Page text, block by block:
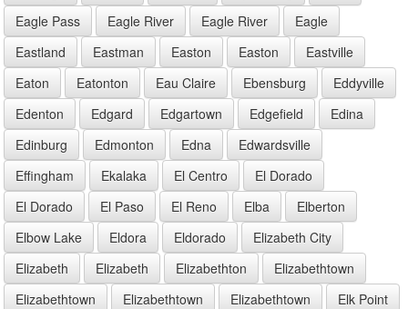
Eagle Pass
Eagle River Eagle River
Eagle
Eastland
Eastman Easton Easton
Eastville
Eaton
Eatonton Eau Claire Ebensburg
Eddyville
Edenton
Edgard Edgartown Edgefield
Edina
Edinburg
Edmonton Edna
Edwardsville
Effingham
Ekalaka El Centro
El Dorado
El Dorado
El Paso El Reno Elba
Elberton
Elbow Lake
Eldora Eldorado
Elizabeth City
Elizabeth
Elizabeth Elizabethton
Elizabethtown
Elizabethtown
Elizabethtown Elizabethtown
Elk Point